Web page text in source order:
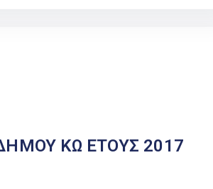
ΚΩ ΕΤΟΥΣ 2017